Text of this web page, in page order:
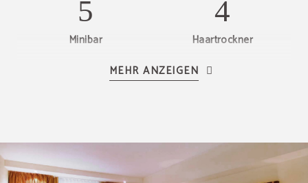
Minibar Haartrockner
MEHR ANZEIGEN